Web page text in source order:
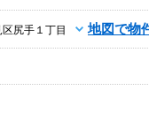
尻手１丁目 地図で物